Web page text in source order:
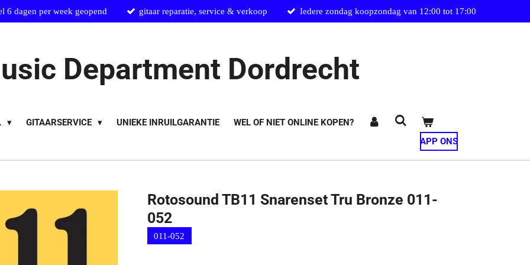
6 dagen per week geopend gitaar reparatie, service & verkoop Iedere zondag koopzondag van 12:00 tot 17:00
Department Dordrecht
GITAARSERVICE UNIEKE INRUILGARANTIE
WEL OF NIET ONLINE KOPEN?
APP ONS
Rotosound TB11 Snarenset Tru Bronze 011-
052
011-052